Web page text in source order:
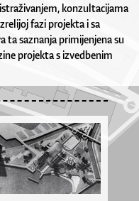
konzultacijama
fazi projekta i sa
ta saznanja primijenjena su
projekta s izvedbenim